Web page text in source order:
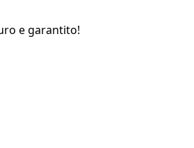
e garantito!